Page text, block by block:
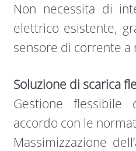
Non necessita di
elettrico esistente,
sensore di corrente a
Soluzione di scarica
Gestione flessibile
accordo con le
Massimizzazione